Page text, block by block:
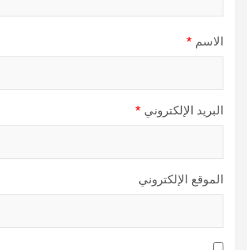
الاسم *
البريد الإلكتروني *
الموقع الإلكتروني